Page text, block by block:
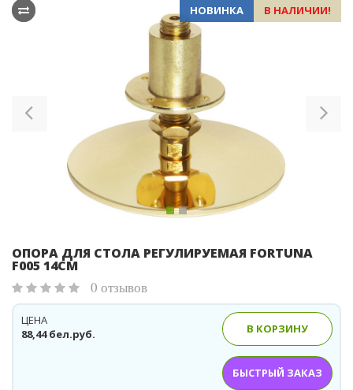
НОВИНКА В НАЛИЧИИ!
ОПОРА ДЛЯ СТОЛА РЕГУЛИРУЕМАЯ FORTUNA
F005 14СМ
0 отзывов
88,44 бел.руб.
ЦЕНА
В КОРЗИНУ
БЫСТРЫЙ ЗАКАЗ